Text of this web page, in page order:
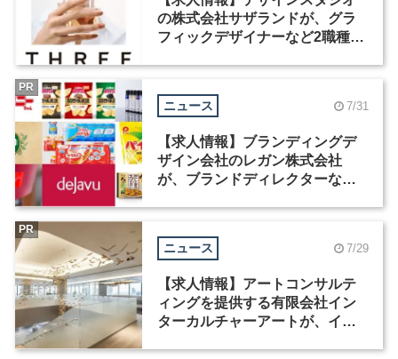
の株式会社サザランドが、グラ
フィックデザイナーなど2職種を
ニュース 7/31
【求人情報】ブランディングデ
ザイン会社のレガン株式会社
が、ブランドディレクターなど3
PR
ニュース 7/29
【求人情報】アートコンサルテ
ィングを提供する有限会社イン
ターカルチャーアートが、イン
PR